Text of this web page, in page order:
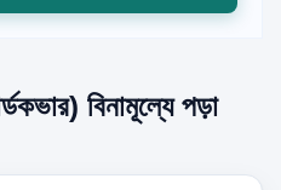
বিনামূল্যে পড়া